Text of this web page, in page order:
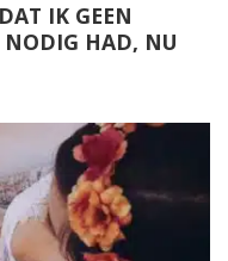
IK GEEN
NODIG HAD, NU